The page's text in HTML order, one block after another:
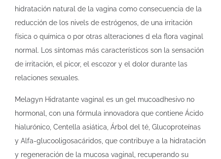
hidratación natural de la vagina como consecuencia de la
reducción de los nivels de estrógenos, de una irritación
física o química o por otras alteraciones d ela flora vaginal
normal. Los síntomas más característicos son la sensación
de irritación, el picor, el escozor y el dolor durante las
relaciones sexuales.
Melagyn Hidratante vaginal es un gel mucoadhesivo no
hormonal, con una fórmula innovadora que contiene Ácido
hialurónico, Centella asiática, Árbol del té, Glucoproteínas
y Alfa-glucooligosacáridos, que contribuye a la hidratación
y regeneración de la mucosa vaginal, recuperando su